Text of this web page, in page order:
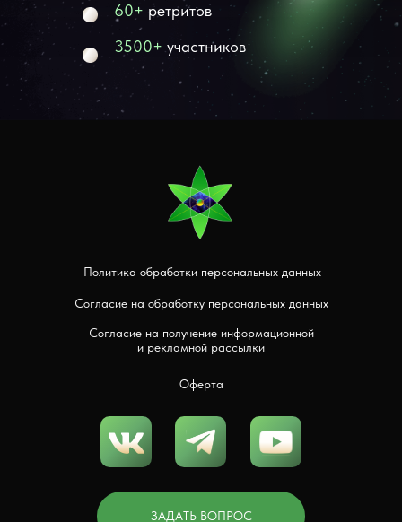
60+ ретритов
3500+ участников
Политика обработки персональных данных
Согласие на обработку персональных данных
Согласие на получение информационной
и рекламной рассылки
Оферта
ЗАДАТЬ ВОПРОС